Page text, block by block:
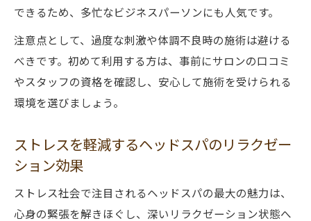
できるため、多忙なビジネスパーソンにも人気です。
注意点として、過度な刺激や体調不良時の施術は避ける
べきです。初めて利用する方は、事前にサロンの口コミ
やスタッフの資格を確認し、安心して施術を受けられる
環境を選びましょう。
ストレスを軽減するヘッドスパのリラクゼー
ション効果
ストレス社会で注目されるヘッドスパの最大の魅力は、
心身の緊張を解きほぐし、深いリラクゼーション状態へ